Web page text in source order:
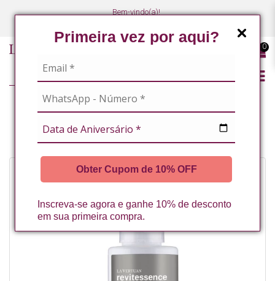
Primeira vez por aqui?
Obter Cupom de 10% OFF
Inscreva-se agora e ganhe 10% de desconto
em sua primeira compra.
Bem-vindo(a)!
0